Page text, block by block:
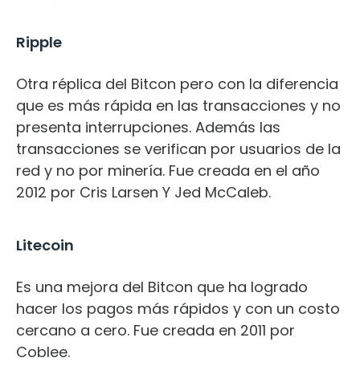
Ripple
Otra réplica del Bitcon pero con la diferencia
que es más rápida en las transacciones y no
presenta interrupciones. Además las
transacciones se verifican por usuarios de la
red y no por minería. Fue creada en el año
2012 por Cris Larsen Y Jed McCaleb.
Litecoin
Es una mejora del Bitcon que ha logrado
hacer los pagos más rápidos y con un costo
cercano a cero. Fue creada en 2011 por
Coblee.